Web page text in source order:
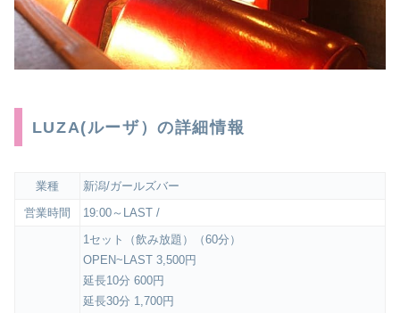
LUZA(ルーザ）の詳細情報
業種
新潟/ガールズバー
営業時間
19:00～LAST /
1セット（飲み放題）（60分）
OPEN~LAST 3,500円
延長10分 600円
延長30分 1,700円